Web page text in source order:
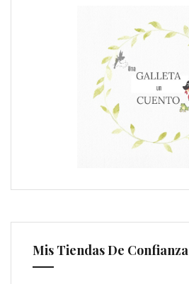
Mis Tiendas De Confianza